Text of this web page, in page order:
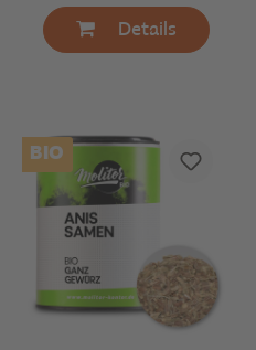
Details
BIO